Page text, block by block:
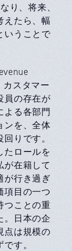
り、将来、
えたら、幅
いうことで
カスタマー
員の存在が
よる各部⾨
ンを、全体
りです。
たロールを
が在籍して
が⾏き過ぎ
項⽬の⼀つ
つことの重
。⽇本の企
点は規模の
す。